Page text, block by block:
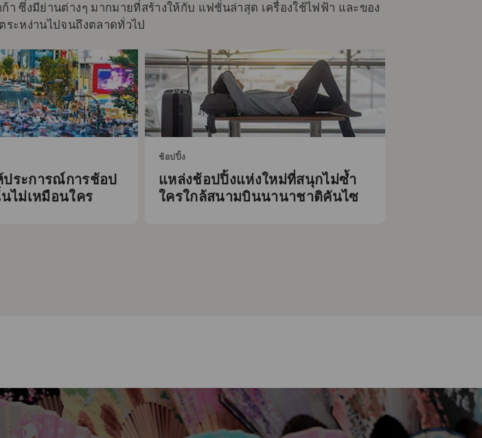
ซึ่งมีย่านต่างๆ มากมายที่สร้างให้กับ แฟชั่นล่าสุด เครื่องใช้ไฟฟ้า และของ
ะหง่านไปจนถึงตลาดทั่วไป
ประการณ์การช้อป
ไม่เหมือนใคร
ช้อปปิ้ง
แหล่งช้อปปิ้งแห่งใหม่ที่สนุกไม่ซ้ำ
ใครใกล้สนามบินนานาชาติคันไซ